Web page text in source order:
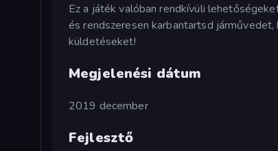
Ez a játék valóban rendkívüli
és rendszeresen karbantartsd
küldetéseket!
Megjelenési dátum
2019 december
Fejlesztő